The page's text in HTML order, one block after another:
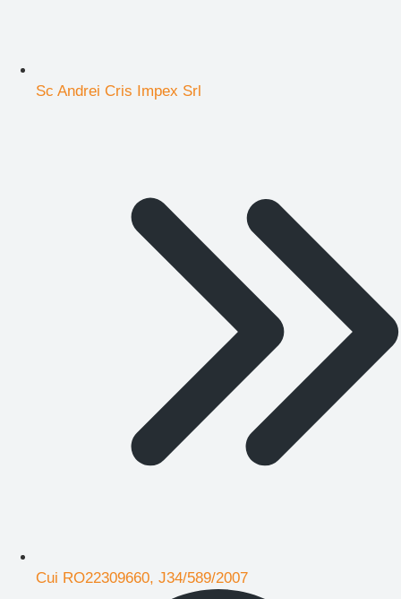
Sc Andrei Cris Impex Srl
Cui RO22309660, J34/589/2007